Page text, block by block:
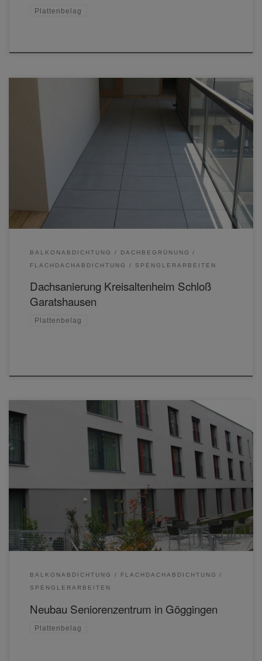
Plattenbelag
BALKONABDICHTUNG
DACHBEGRÜNUNG
FLACHDACHABDICHTUNG
SPENGLERARBEITEN
Dachsanierung Kreisaltenheim Schloß
Garatshausen
Plattenbelag
BALKONABDICHTUNG
FLACHDACHABDICHTUNG
SPENGLERARBEITEN
Neubau Seniorenzentrum in Göggingen
Plattenbelag